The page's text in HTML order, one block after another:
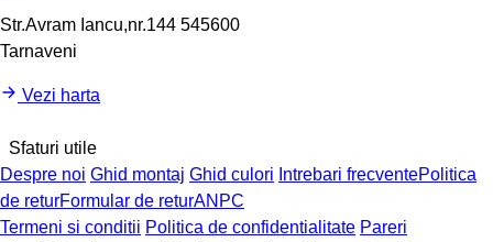
Str.Avram Iancu,nr.144 545600
Tarnaveni
Vezi harta
Sfaturi utile
Despre noi Ghid montaj Ghid culori Intrebari frecventePolitica
de returFormular de returANPC
Termeni si conditii Politica de confidentialitate Pareri